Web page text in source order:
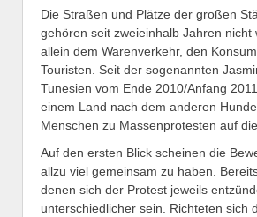
Die Straßen und Plätze der großen
gehören seit zweieinhalb Jahren nicht
allein dem Warenverkehr, den
Touristen. Seit der sogenannten
Tunesien vom Ende 2010/Anfang
einem Land nach dem anderen
Menschen zu Massenprotesten auf
Auf den ersten Blick scheinen die
allzu viel gemeinsam zu haben.
denen sich der Protest jeweils
unterschiedlicher sein. Richteten sich